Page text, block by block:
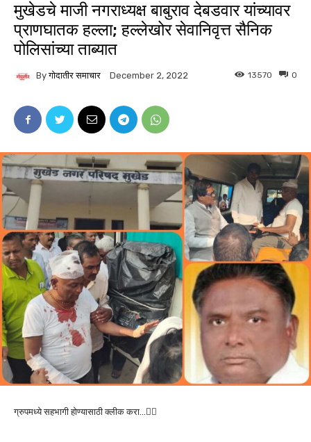
मुखेडचे माजी नगराध्यक्ष बाबुराव देबडवार यांच्यावर
प्राणघातक हल्ला; हल्लेखोर सेवानिवृत्त सैनिक
पोलिसांच्या ताब्यात
By गोदातीर समाचार December 2, 2022 0
13570
ग्रुपमध्ये सहभागी होण्यासाठी क्लीक करा…👆🏻